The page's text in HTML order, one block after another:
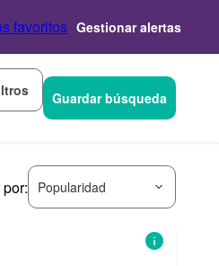
favoritos Gestionar alertas
Guardar búsqueda
Popularidad